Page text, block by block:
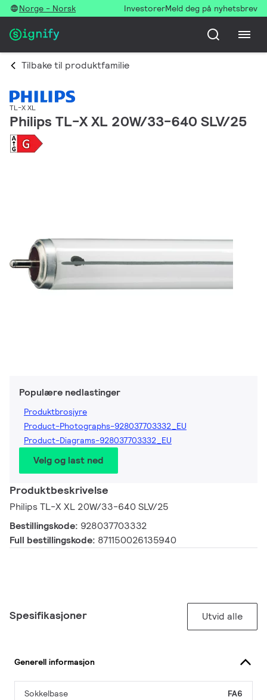
Norge - Norsk InvestorerMeld deg på nyhetsbrev
Tilbake til produktfamilie
TL-X XL
Philips TL-X XL 20W/33-640 SLV/25
Populære nedlastinger
Produktbrosjyre
Product-Photographs-928037703332_EU
Product-Diagrams-928037703332_EU
Velg og last ned
Produktbeskrivelse
Philips TL-X XL 20W/33-640 SLV/25
Bestillingskode: 928037703332
Full bestillingskode: 871150026135940
Spesifikasjoner Utvid alle
Generell informasjon
Sokkelbase FA6